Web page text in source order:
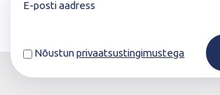
Nõustunprivaatsustingimustega